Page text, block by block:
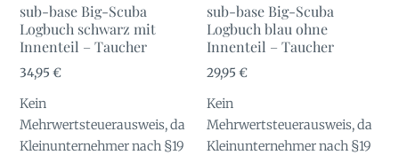
sub-base Big-Scuba
Logbuch schwarz mit
Innenteil – Taucher
34,95€
Kein
Mehrwertsteuerausweis, da
Kleinunternehmer nach §19
sub-base Big-Scuba
Logbuch blau ohne
Innenteil – Taucher
29,95€
Kein
Mehrwertsteuerausweis, da
Kleinunternehmer nach §19